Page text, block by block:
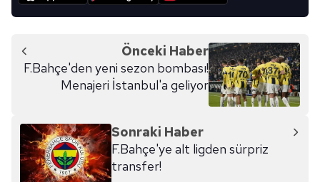
Önceki Haber
F.Bahçe'den yeni sezon bombası!
Menajeri İstanbul'a geliyor
Sonraki Haber
F.Bahçe'ye alt ligden sürpriz
transfer!